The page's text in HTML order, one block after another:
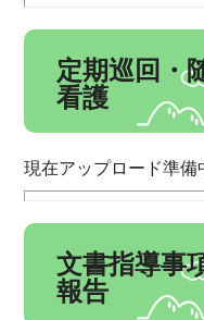
定期巡回・
看護
現在アップロード準備
文書指導事
報告